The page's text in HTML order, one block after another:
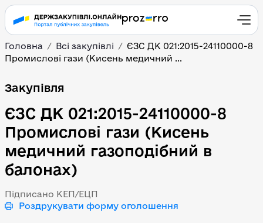
Головна Всі закупівлі
ЄЗС ДК 021:2015-24110000-8
Промислові гази (Кисень медичний ...
ЄЗС ДК 021:2015-
Закупівля
ЄЗС ДК 021:2015-24110000-8
Промислові гази (Кисень
медичний газоподібний в
балонах)
Підписано КЕП/ЕЦП
Роздрукувати форму оголошення